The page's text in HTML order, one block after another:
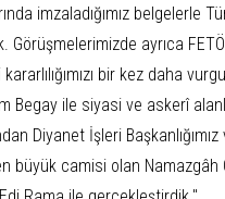
imzaladığımız belgelerle
ayrıca
bir kez daha
Begay ile siyasi ve askerî
Diyanet İşleri
büyük camisi olan Namazgâh